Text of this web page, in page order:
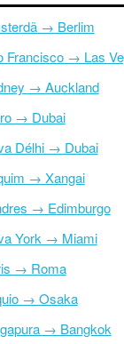
→ Berlim
Francisco → Las
→ Auckland
→ Dubai
Délhi → Dubai
→ Xangai
→ Edimburgo
York → Miami
→ Roma
→ Osaka
→ Bangkok